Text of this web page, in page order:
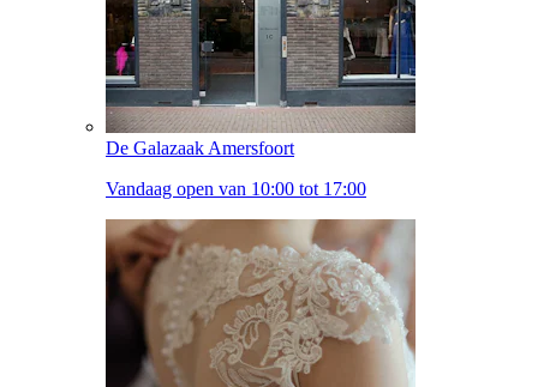
De Galazaak Amersfoort
Vandaag open van 10:00 tot 17:00